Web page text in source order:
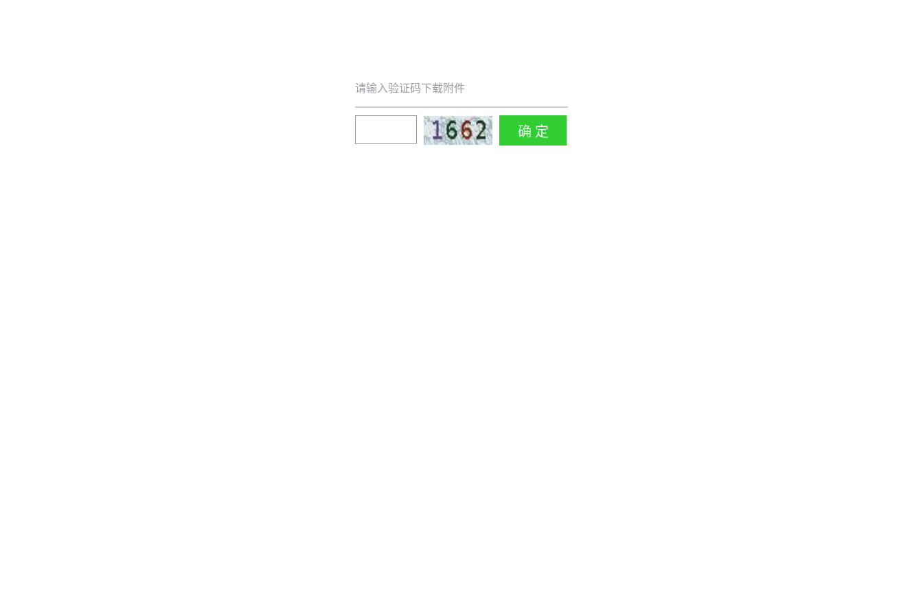
请输入验证码下载附件